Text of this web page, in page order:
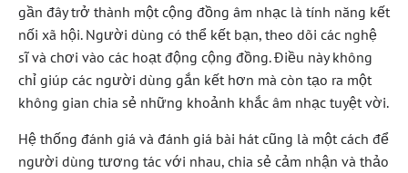
gần đây trở thành một cộng đồng âm nhạc là tính năng kết
nối xã hội. Người dùng có thể kết bạn, theo dõi các nghệ
sĩ và chơi vào các hoạt động cộng đồng. Điều này không
chỉ giúp các người dùng gắn kết hơn mà còn tạo ra một
không gian chia sẻ những khoảnh khắc âm nhạc tuyệt vời.
Hệ thống đánh giá và đánh giá bài hát cũng là một cách để
người dùng tương tác với nhau, chia sẻ cảm nhận và thảo